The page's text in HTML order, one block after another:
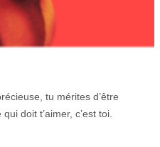
tu mérites d’être
doit t’aimer, c’est toi.